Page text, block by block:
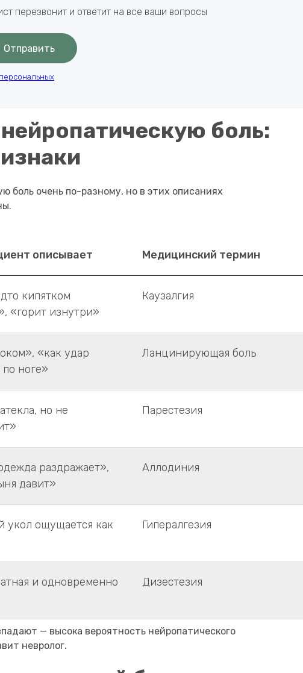
Отправить
перезвонит и ответит на все ваши вопросы
боль:
боль очень по-разному, но в этих описаниях
описывает Медицинский термин
кипятком
«горит изнутри»
Каузалгия
«как удар
ноге»
Ланцинирующая боль
но не
Парестезия
раздражает»,
давит»
Аллодиния
укол ощущается как
Гипералгезия
и одновременно
Дизестезия
— высока вероятность нейропатического
невролог.